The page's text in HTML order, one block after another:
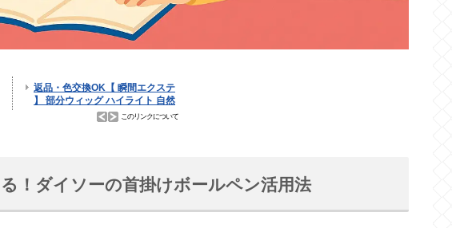
！ダイソーの首掛けボールペン活用法